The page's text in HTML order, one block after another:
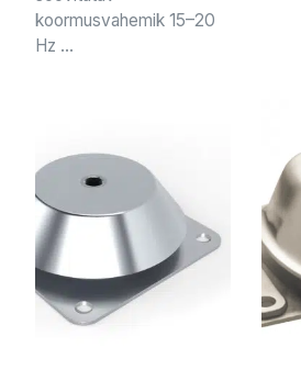
koormusvahemik 15–20
Hz ...